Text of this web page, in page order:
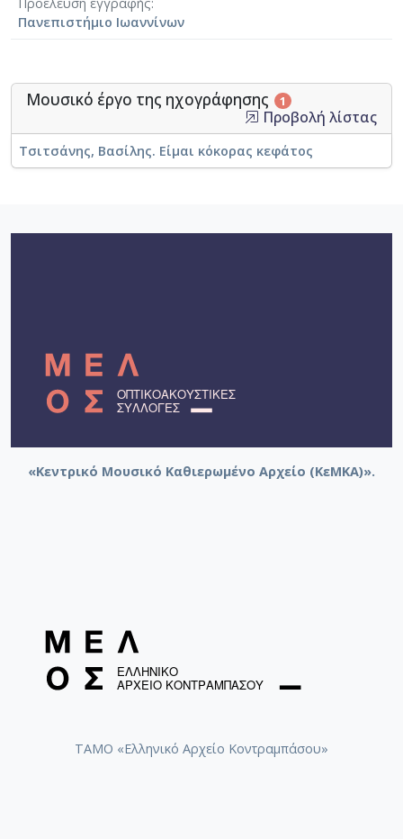
Πανεπιστήμιο Ιωαννίνων
Μουσικό έργο της ηχογράφησης 1
Προβολή λίστας
Τσιτσάνης, Βασίλης. Είμαι κόκορας κεφάτος
«Κεντρικό Μουσικό Καθιερωμένο Αρχείο (ΚεΜΚΑ)».
ΤΑΜΟ «Ελληνικό Αρχείο Κοντραμπάσου»